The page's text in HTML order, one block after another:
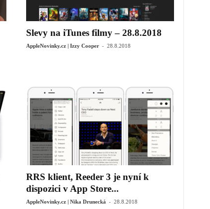
Slevy na iTunes filmy – 28.8.2018
AppleNovinky.cz | Izzy Cooper - 28.8.2018
RRS klient, Reeder 3 je nyní k
dispozici v App Store...
AppleNovinky.cz | Nika Drunecká - 28.8.2018